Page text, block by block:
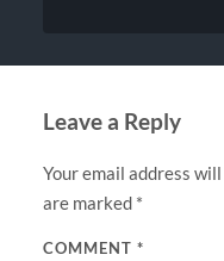
Leave a Reply
Your email address
are marked *
COMMENT *